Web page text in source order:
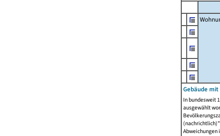
Gebäude
In bundesweit
ausgewählt
Abweichungen